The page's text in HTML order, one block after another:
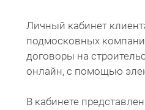
Личный кабинет
подмосковных
договоры на
онлайн, с помощью
В кабинете